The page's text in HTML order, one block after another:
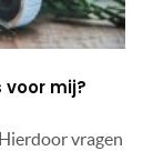
voor mij?
vragen